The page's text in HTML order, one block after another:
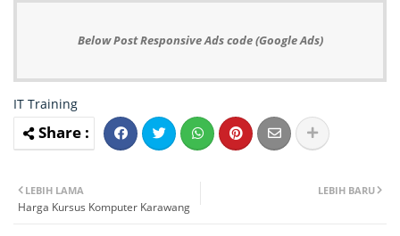
Below Post Responsive Ads code (Google Ads)
IT Training
LEBIH BARU
LEBIH LAMA
Harga Kursus Komputer Karawang